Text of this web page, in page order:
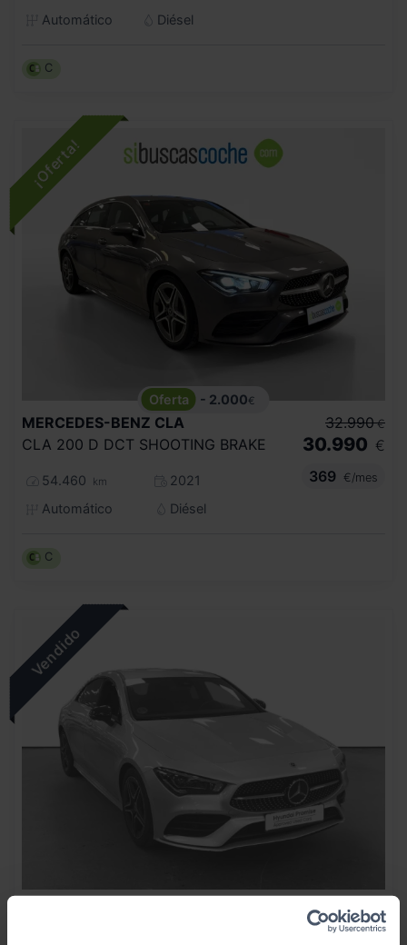
Automático
Diésel
C
- 2.000€
MERCEDES-BENZ CLA
CLA 200 D DCT SHOOTING BRAKE
54.460 km
2021
Automático
Diésel
32.990 €
30.990 €
369
€/mes
C